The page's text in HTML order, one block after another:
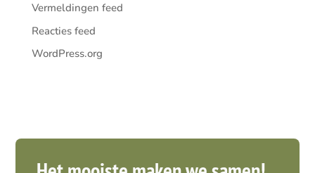
Vermeldingen feed
Reacties feed
WordPress.org